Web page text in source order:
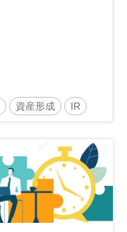
資産形成 IR